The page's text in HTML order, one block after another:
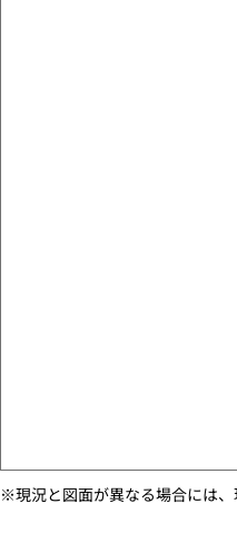
※現況と図面が異なる場合には、